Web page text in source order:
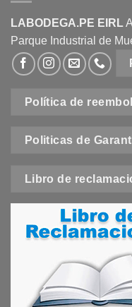
LABODEGA.PE EIRL
Parque Industrial de
Política de
Politicas de
Libro de